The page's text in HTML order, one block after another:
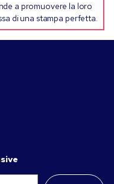
a promuovere la loro
di una stampa perfetta.